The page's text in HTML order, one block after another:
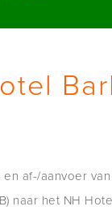
naar het NH